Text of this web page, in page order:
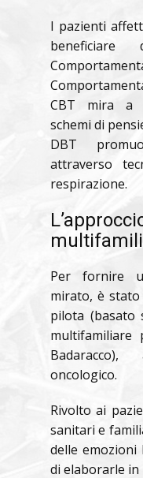
I pazienti
beneficiare
CBT mira a
schemi di
DBT
attraverso
respirazione.
Per fornire
mirato, è
pilota (basato
multifamiliare
oncologico.
Rivolto ai
sanitari e
delle
di elaborarle